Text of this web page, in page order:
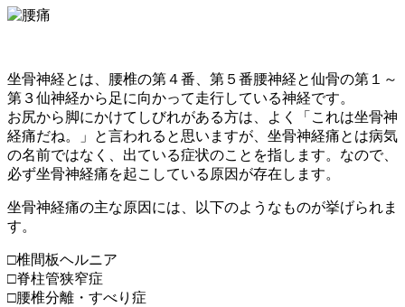
坐骨神経とは、腰椎の第４番、第５番腰神経と仙骨の第１～
第３仙神経から足に向かって走行している神経です。
お尻から脚にかけてしびれがある方は、よく「これは坐骨神
経痛だね。」と言われると思いますが、坐骨神経痛とは病気
の名前ではなく、出ている症状のことを指します。なので、
必ず坐骨神経痛を起こしている原因が存在します。
坐骨神経痛の主な原因には、以下のようなものが挙げられま
す。
□椎間板ヘルニア
□脊柱管狭窄症
□腰椎分離・すべり症